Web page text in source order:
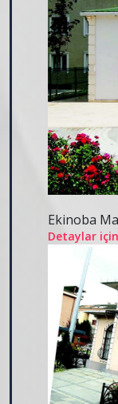
Ekinoba
Detaylar